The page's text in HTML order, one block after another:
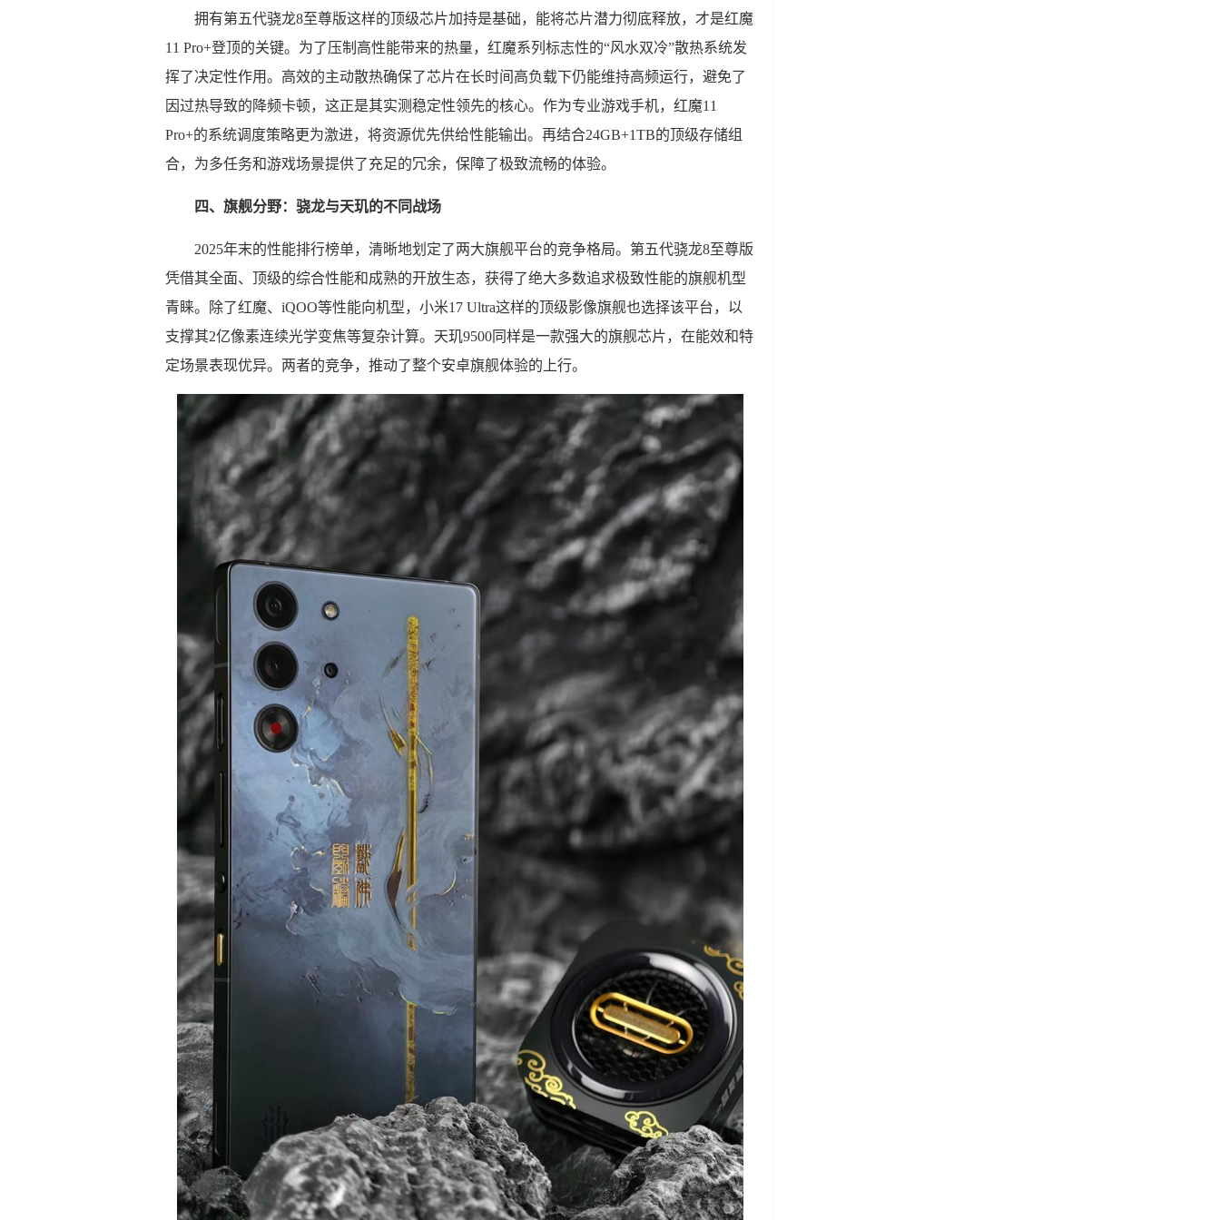
拥有第五代骁龙8至尊版这样的顶级芯片加持是基础，能将芯片潜力彻底释放，才是红魔
11 Pro+登顶的关键。为了压制高性能带来的热量，红魔系列标志性的“风水双冷”散热系统发
挥了决定性作用。高效的主动散热确保了芯片在长时间高负载下仍能维持高频运行，避免了
因过热导致的降频卡顿，这正是其实测稳定性领先的核心。作为专业游戏手机，红魔11
Pro+的系统调度策略更为激进，将资源优先供给性能输出。再结合24GB+1TB的顶级存储组
合，为多任务和游戏场景提供了充足的冗余，保障了极致流畅的体验。
四、旗舰分野：骁龙与天玑的不同战场
2025年末的性能排行榜单，清晰地划定了两大旗舰平台的竞争格局。第五代骁龙8至尊版
凭借其全面、顶级的综合性能和成熟的开放生态，获得了绝大多数追求极致性能的旗舰机型
青睐。除了红魔、iQOO等性能向机型，小米17 Ultra这样的顶级影像旗舰也选择该平台，以
支撑其2亿像素连续光学变焦等复杂计算。天玑9500同样是一款强大的旗舰芯片，在能效和特
定场景表现优异。两者的竞争，推动了整个安卓旗舰体验的上行。